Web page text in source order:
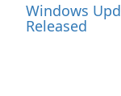
Windows
Released